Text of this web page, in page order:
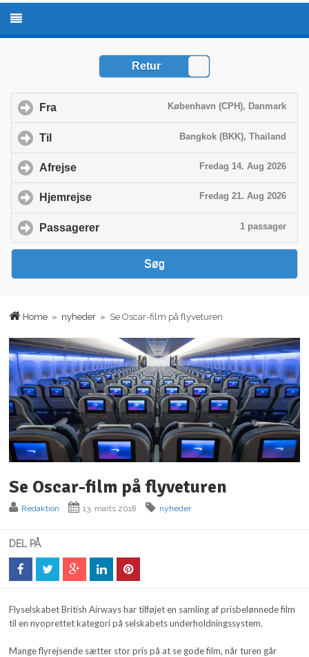
Home » nyheder » Se Oscar-film på flyveturen
Se Oscar-film på flyveturen
Redaktion 13. marts 2018 nyheder
DEL PÅ
Flyselskabet British Airways har tilføjet en samling af prisbelønnede film
til en nyoprettet kategori på selskabets underholdningssystem.
Mange flyrejsende sætter stor pris på at se gode film, når turen går